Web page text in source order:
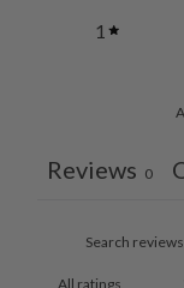
1
Reviews 0